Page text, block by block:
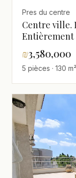
Pres du centre
Centre ville.
Entièrement
₪3,580,000
5 pièces · 130 m²